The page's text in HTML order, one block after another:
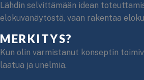
Lähdin selvittämään idean
elokuvanäytöstä, vaan rakentaa
MERKITYS?
Kun olin varmistanut konseptin
laatua ja unelmia.